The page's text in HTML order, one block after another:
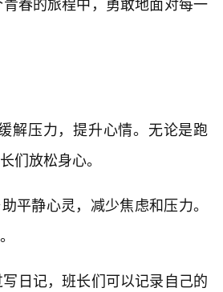
解压力，提升心情。无论是跑
们放松身心。
平静心灵，减少焦虑和压力。
日记，班长们可以记录自己的